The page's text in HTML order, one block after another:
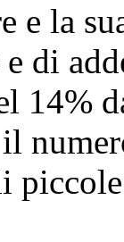
e la
di
14%